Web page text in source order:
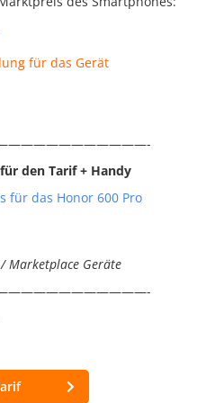
für das Gerät
den Tarif + Handy
für das Honor 600 Pro
Marketplace Geräte